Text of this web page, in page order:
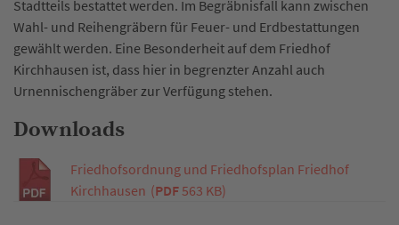
Stadtteils bestattet werden. Im Begräbnisfall kann zwischen
Wahl- und Reihengräbern für Feuer- und Erdbestattungen
gewählt werden. Eine Besonderheit auf dem Friedhof
Kirchhausen ist, dass hier in begrenzter Anzahl auch
Urnennischengräber zur Verfügung stehen.
Downloads
Friedhofsordnung und Friedhofsplan Friedhof
Kirchhausen (PDF 563 KB)